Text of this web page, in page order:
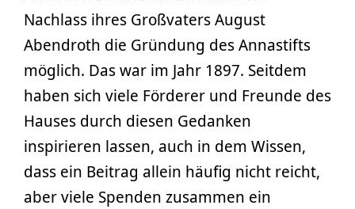
Nachlass ihres Großvaters August
Abendroth die Gründung des Annastifts
möglich. Das war im Jahr 1897. Seitdem
haben sich viele Förderer und Freunde des
Hauses durch diesen Gedanken
inspirieren lassen, auch in dem Wissen,
dass ein Beitrag allein häufig nicht reicht,
aber viele Spenden zusammen ein